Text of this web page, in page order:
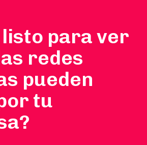
listo para ver
redes
pueden
tu